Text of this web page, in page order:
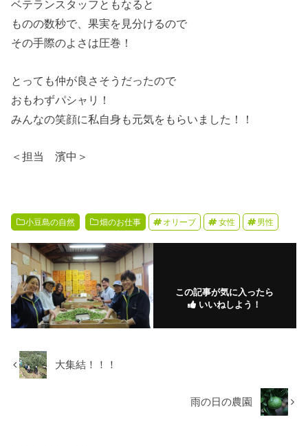
ベテランスタッフともなると
ものの数秒で、果実を見分けるので
その手際のよさは圧巻！
とっても仲が良さそうだったので
おもわずパシャリ！
みんなの笑顔に私自身も元気をもらいました！！
＜担当 濱中＞
小豆島の自然 畑のお仕事 オリーブ 女性 男性
この記事が気に入ったら
いいねしよう！
大集結！！！
雨の日の農園